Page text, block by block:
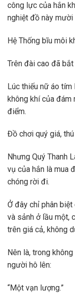
công lực của hắn
nghiệt đồ này mười
Hệ Thống bĩu môi
Trên đài cao đã
Lúc thiếu nữ áo
không khí của
điểm.
Đồ chơi quý giá,
Nhưng Quý Thanh
vụ của hắn là mua
chóng rời đi.
Ở đây chỉ phân
và sảnh ở lầu một,
trên giá cả, không
Nên là, trong
người hô lên:
“Một vạn lượng.”